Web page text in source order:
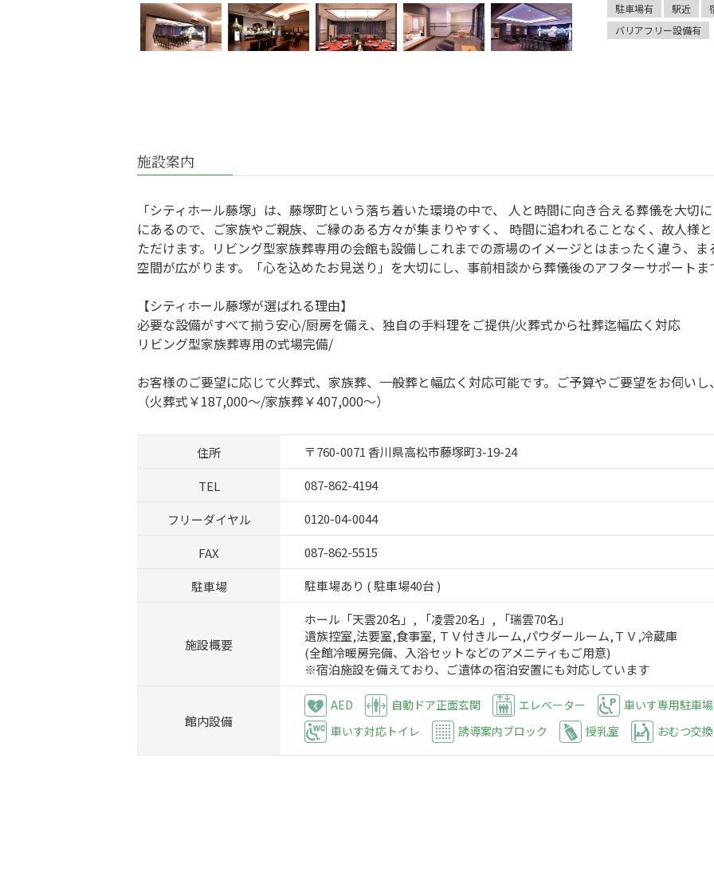
駐車場有 駅近
バリアフリー設備有
施設案内
「シティホール藤塚」は、藤塚町という落ち着いた環境の中で、 人と時間に向き合える葬儀を大切
にあるので、ご家族やご親族、ご縁のある方々が集まりやすく、 時間に追われることなく、故人様
ただけます。リビング型家族葬専用の会館も設備しこれまでの斎場のイメージとはまったく違う、
空間が広がります。「心を込めたお見送り」を大切にし、事前相談から葬儀後のアフターサポートま
【シティホール藤塚が選ばれる理由】
必要な設備がすべて揃う安心/厨房を備え、独自の手料理をご提供/火葬式から社葬迄幅広く対応
リビング型家族葬専用の式場完備/
お客様のご要望に応じて火葬式、家族葬、一般葬と幅広く対応可能です。ご予算やご要望をお伺いし
（火葬式￥187,000～/家族葬￥407,000～）
住所
〒760-0071 香川県高松市藤塚町3-19-24
TEL
087-862-4194
フリーダイヤル
0120-04-0044
FAX
087-862-5515
駐車場
駐車場あり ( 駐車場40台 )
施設概要
ホール「天雲20名」, 「凌雲20名」, 「瑞雲70名」
遺族控室,法要室,食事室, ＴＶ付きルーム,パウダールーム,ＴＶ,冷蔵庫
(全館冷暖房完備、入浴セットなどのアメニティもご用意)
※宿泊施設を備えており、ご遺体の宿泊安置にも対応しています
館内設備
AED 自動ドア正面玄関 エレベーター 車いす専用駐車場
車いす対応トイレ
誘導案内ブロック 授乳室 おむつ交